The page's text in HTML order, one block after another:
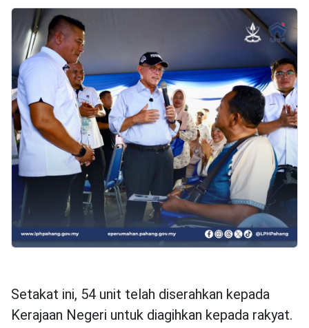
Setakat ini, 54 unit telah diserahkan kepada
Kerajaan Negeri untuk diagihkan kepada rakyat.